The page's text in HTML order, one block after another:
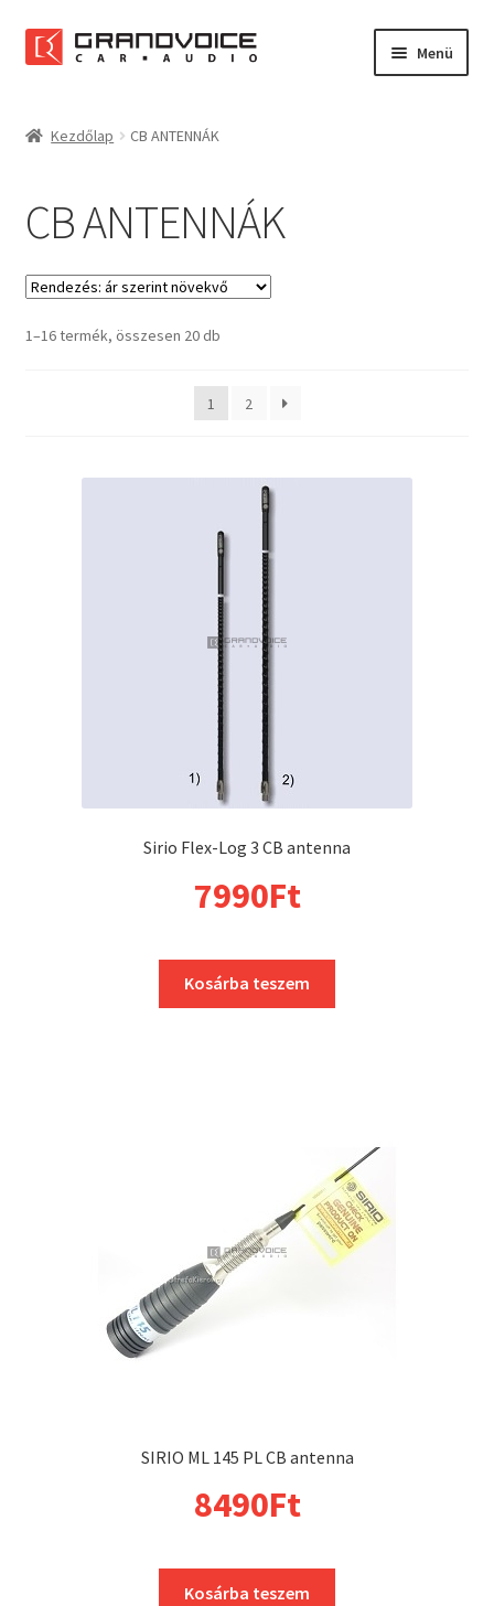
Ugrás
a
Kilépés
a
Menü
Referenciák
Szolgáltatások
Kapcsolat
Kezdőlap CB ANTENNÁK
CB ANTENNÁK
1–16 termék, összesen 20 db
1 2
Sirio Flex-Log 3 CB antenna
7990Ft
Kosárba teszem
SIRIO ML 145 PL CB antenna
8490Ft
Kosárba teszem